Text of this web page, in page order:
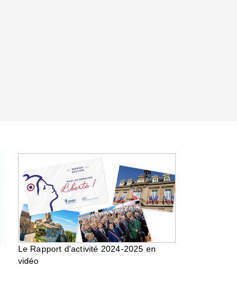
Le Rapport d'activité 2024-2025 en
vidéo